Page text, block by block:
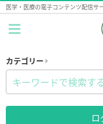
医学・医療の電子コンテンツ配信サ
カテゴリー